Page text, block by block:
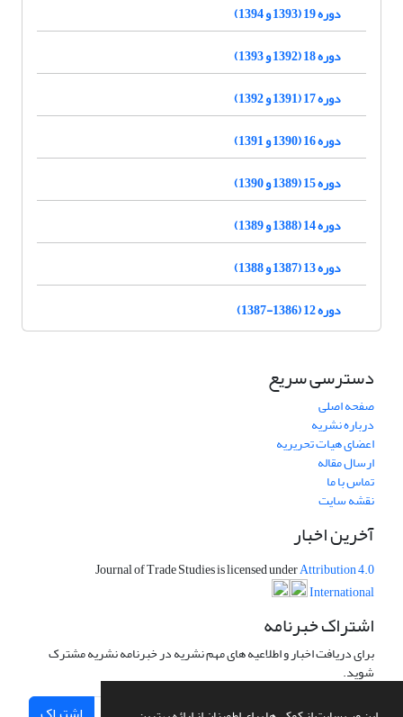
دوره 19 (1393 و 1394)
دوره 18 (1392 و 1393)
دوره 17 (1391 و 1392)
دوره 16 (1390 و 1391)
دوره 15 (1389 و 1390)
دوره 14 (1388 و 1389)
دوره 13 (1387 و 1388)
دوره 12 (1386-1387)
دسترسی سریع
صفحه اصلی
درباره نشریه
اعضای هیات تحریریه
ارسال مقاله
تماس با ما
نقشه سایت
آخرین اخبار
Journal of Trade Studies is licensed underAttribution 4.0
International
اشتراک خبرنامه
برای دریافت اخبار و اطلاعیه های مهم نشریه در خبرنامه نشریه مشترک
شوید.